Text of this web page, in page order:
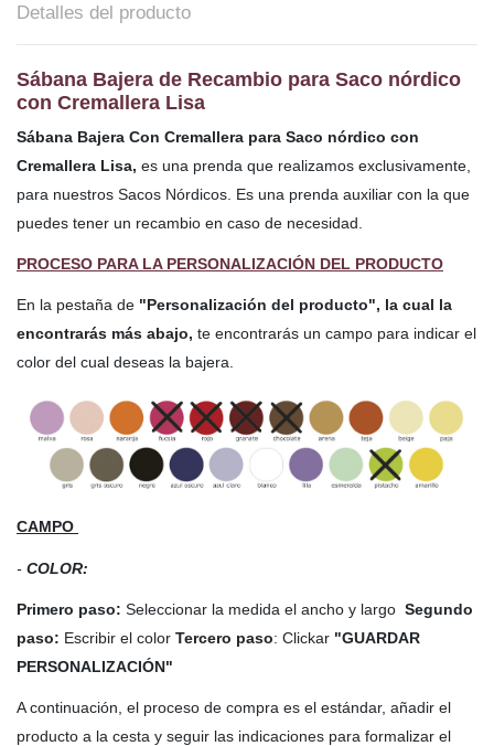
Detalles del producto
Sábana Bajera de Recambio para Saco nórdico
con Cremallera Lisa
Sábana Bajera Con Cremallera para Saco nórdico con
Cremallera Lisa, es una prenda que realizamos exclusivamente,
para nuestros Sacos Nórdicos. Es una prenda auxiliar con la que
puedes tener un recambio en caso de necesidad.
PROCESO PARA LA PERSONALIZACIÓN DEL PRODUCTO
En la pestaña de "Personalización del producto", la cual la
encontrarás más abajo, te encontrarás un campo para indicar el
color del cual deseas la bajera.
CAMPO
- COLOR:
Primero paso: Seleccionar la medida el ancho y largo Segundo
paso: Escribir el color Tercero paso: Clickar "GUARDAR
PERSONALIZACIÓN"
A continuación, el proceso de compra es el estándar, añadir el
producto a la cesta y seguir las indicaciones para formalizar el